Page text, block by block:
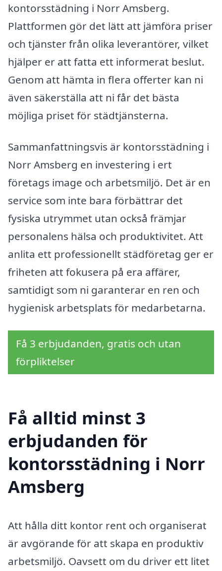
kontorsstädning i Norr Amsberg.
Plattformen gör det lätt att jämföra priser
och tjänster från olika leverantörer, vilket
hjälper er att fatta ett informerat beslut.
Genom att hämta in flera offerter kan ni
även säkerställa att ni får det bästa
möjliga priset för städtjänsterna.
Sammanfattningsvis är kontorsstädning i
Norr Amsberg en investering i ert
företags image och arbetsmiljö. Det är en
service som inte bara förbättrar det
fysiska utrymmet utan också främjar
personalens hälsa och produktivitet. Att
anlita ett professionellt städföretag ger er
friheten att fokusera på era affärer,
samtidigt som ni garanterar en ren och
hygienisk arbetsplats för medarbetarna.
Få 3 erbjudanden, gratis och utan
förpliktelser
Få alltid minst 3
erbjudanden för
kontorsstädning i Norr
Amsberg
Att hålla ditt kontor rent och organiserat
är avgörande för att skapa en produktiv
arbetsmiljö. Oavsett om du driver ett litet